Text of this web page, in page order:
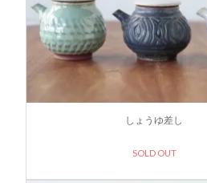
しょうゆ差し
SOLD OUT